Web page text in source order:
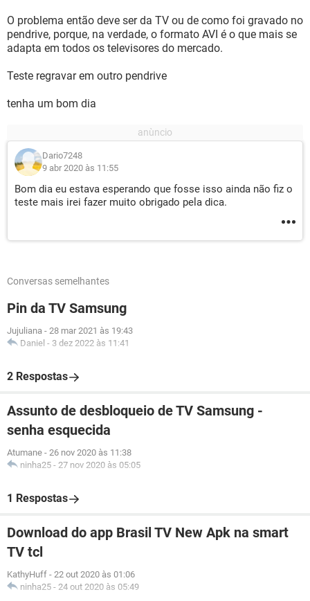
O problema então deve ser da TV ou de como foi gravado no
pendrive, porque, na verdade, o formato AVI é o que mais se
adapta em todos os televisores do mercado.
Teste regravar em outro pendrive
tenha um bom dia
Dario7248
9 abr 2020 às 11:55
Bom dia eu estava esperando que fosse isso ainda não fiz o
teste mais irei fazer muito obrigado pela dica.
Conversas semelhantes
Pin da TV Samsung
Jujuliana - 28 mar 2021 às 19:43
Daniel - 3 dez 2022 às 11:41
2 Respostas
Assunto de desbloqueio de TV Samsung -
senha esquecida
Atumane - 26 nov 2020 às 11:38
ninha25 - 27 nov 2020 às 05:05
1 Respostas
Download do app Brasil TV New Apk na smart
TV tcl
KathyHuff - 22 out 2020 às 01:06
ninha25 - 24 out 2020 às 05:49